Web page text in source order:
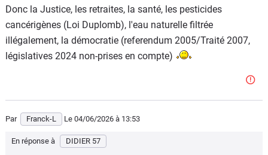
Donc la Justice, les retraites, la santé, les pesticides
cancérigènes (Loi Duplomb), l'eau naturelle filtrée
illégalement, la démocratie (referendum 2005/Traité 2007,
législatives 2024 non-prises en compte)
Par Franck-L Le 04/06/2026 à 13:53
En réponse à DIDIER 57